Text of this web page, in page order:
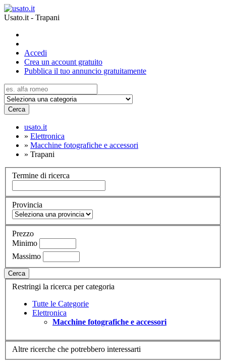
Usato.it - Trapani
Accedi
Crea un account gratuito
Pubblica il tuo annuncio gratuitamente
Cerca
usato.it
» Elettronica
» Macchine fotografiche e accessori
» Trapani
Termine di ricerca
Provincia
Prezzo
Minimo
Massimo
Cerca
Restringi la ricerca per categoria
Tutte le Categorie
Elettronica
Macchine fotografiche e accessori
Altre ricerche che potrebbero interessarti